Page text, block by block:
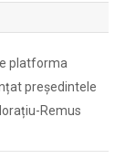
platforma
președintele
Remus